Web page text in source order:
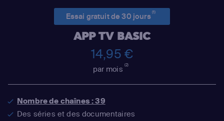
Essai gratuit de 30 jours(1)
APP TV BASIC
14,95 €
par mois(2)
Nombre de chaînes : 39
Des séries et des documentaires